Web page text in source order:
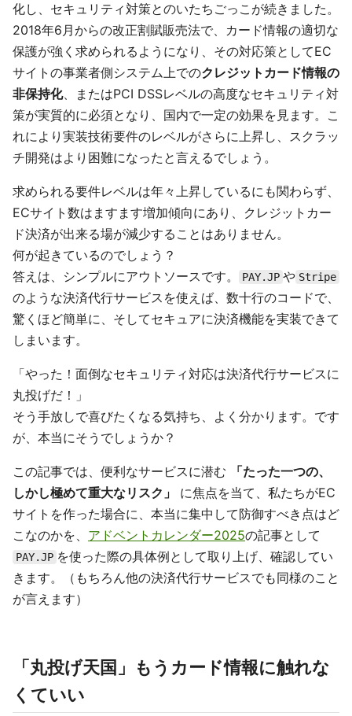
化し、セキュリティ対策とのいたちごっこが続きました。
2018年6月からの改正割賦販売法で、カード情報の適切な
保護が強く求められるようになり、その対応策としてEC
サイトの事業者側システム上でのクレジットカード情報の
非保持化、またはPCI DSSレベルの高度なセキュリティ対
策が実質的に必須となり、国内で一定の効果を見ます。こ
れにより実装技術要件のレベルがさらに上昇し、スクラッ
チ開発はより困難になったと言えるでしょう。
求められる要件レベルは年々上昇しているにも関わらず、
ECサイト数はますます増加傾向にあり、クレジットカー
ド決済が出来る場が減少することはありません。
何が起きているのでしょう？
答えは、シンプルにアウトソースです。
PAY.JP や Stripe
のような決済代行サービスを使えば、数十行のコードで、
驚くほど簡単に、そしてセキュアに決済機能を実装できて
しまいます。
「やった！面倒なセキュリティ対応は決済代行サービスに
丸投げだ！」
そう手放しで喜びたくなる気持ち、よく分かります。です
が、本当にそうでしょうか？
この記事では、便利なサービスに潜む
「たった一つの、
しかし極めて重大なリスク」
に焦点を当て、私たちがEC
サイトを作った場合に、本当に集中して防御すべき点はど
こなのかを、 アドベントカレンダー2025の記事として
PAY.JP を使った際の具体例として取り上げ、確認してい
きます。（もちろん他の決済代行サービスでも同様のこと
が言えます）
「丸投げ天国」もうカード情報に触れな
くていい